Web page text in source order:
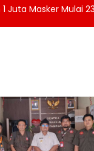
Juta Masker Mulai